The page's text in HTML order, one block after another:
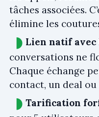
tâches associées.
élimine les
Lien natif avec
conversations ne
Chaque échange
contact, un deal
Tarification